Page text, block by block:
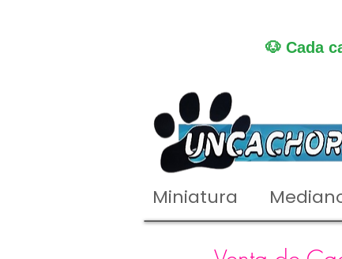
🐶 Cada
Miniatura